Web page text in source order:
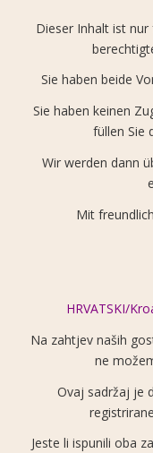
Dieser Inhalt ist
Sie haben beide
Sie haben keinen
füllen Sie
Wir werden dann
Mit
HRVATSKI/
Na zahtjev naših
ne
Ovaj sadržaj je
Jeste li ispunili oba